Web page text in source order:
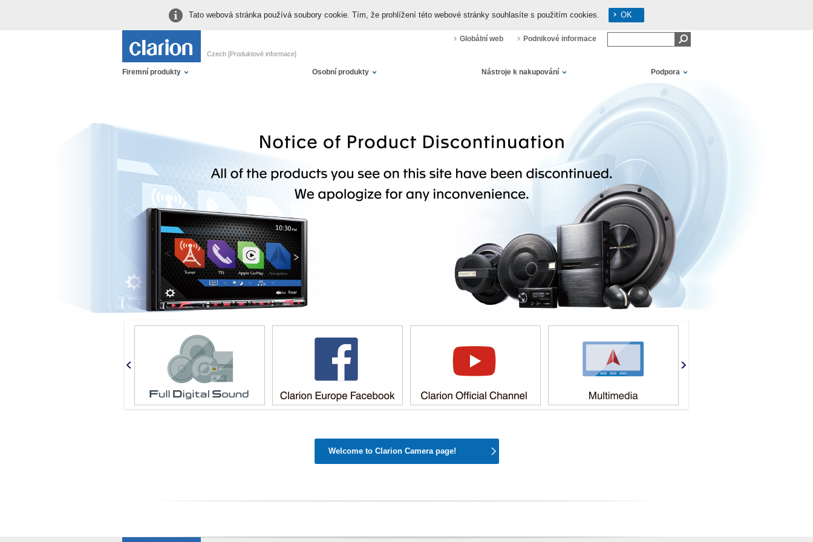
Tato webová stránka používá soubory cookie. Tím, že prohlížení této webové stránky souhlasíte s použitím cookies. OK
Czech [Produktové informace]
Globální web Podnikové informace
Firemní produkty Osobní produkty Nástroje k nakupování Podpora
Welcome to Clarion Camera page!